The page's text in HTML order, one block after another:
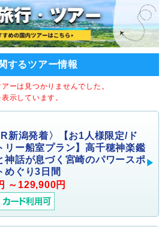
するツアー情報
ーは見つかりませんでした。
示しています。
新潟発着〉【お1人様限定/ド
リー船室プラン】高千穂神楽鑑
神話が息づく宮崎のパワースポ
めぐり3日間
～129,900円